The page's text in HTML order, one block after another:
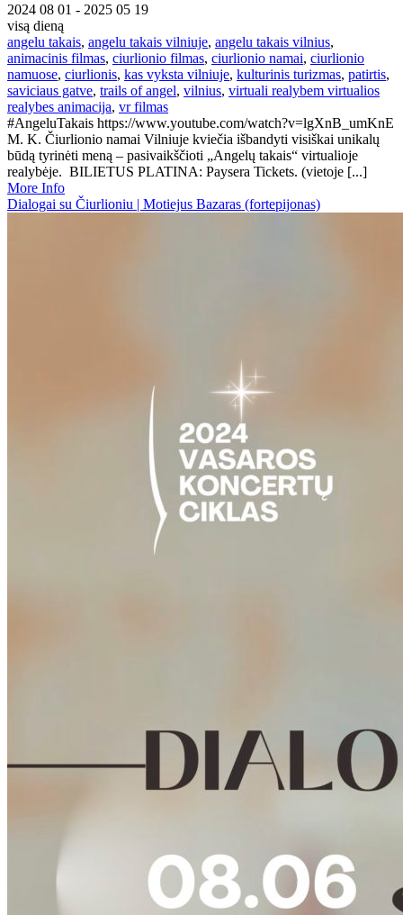
2024 08 01 - 2025 05 19
visą dieną
angelu takais, angelu takais vilniuje, angelu takais vilnius,
animacinis filmas, ciurlionio filmas, ciurlionio namai, ciurlionio
namuose, ciurlionis, kas vyksta vilniuje, kulturinis turizmas, patirtis,
saviciaus gatve, trails of angel, vilnius, virtuali realybem virtualios
realybes animacija, vr filmas
#AngeluTakais https://www.youtube.com/watch?v=lgXnB_umKnE
M. K. Čiurlionio namai Vilniuje kviečia išbandyti visiškai unikalų
būdą tyrinėti meną – pasivaikščioti „Angelų takais“ virtualioje
realybėje. BILIETUS PLATINA: Paysera Tickets. (vietoje [...]
More Info
Dialogai su Čiurlioniu | Motiejus Bazaras (fortepijonas)